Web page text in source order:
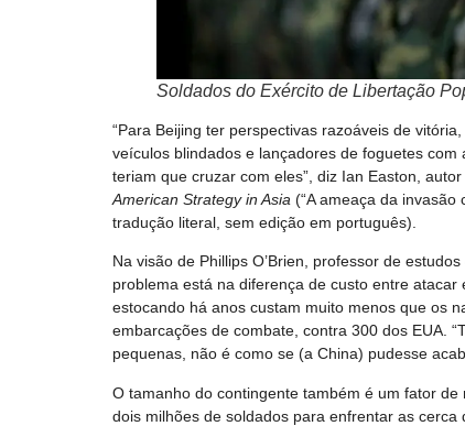
Soldados do Exército de Libertação
“Para Beijing ter perspectivas razoáveis de
veículos blindados e lançadores de foguetes
teriam que cruzar com eles”, diz Ian Easton,
American Strategy in Asia (“A ameaça da invasão
tradução literal, sem edição em português).
Na visão de Phillips O’Brien, professor de
problema está na diferença de custo entre
estocando há anos custam muito menos que os
embarcações de combate, contra 300 dos EUA.
pequenas, não é como se (a China) pudesse
O tamanho do contingente também é um fator
dois milhões de soldados para enfrentar as